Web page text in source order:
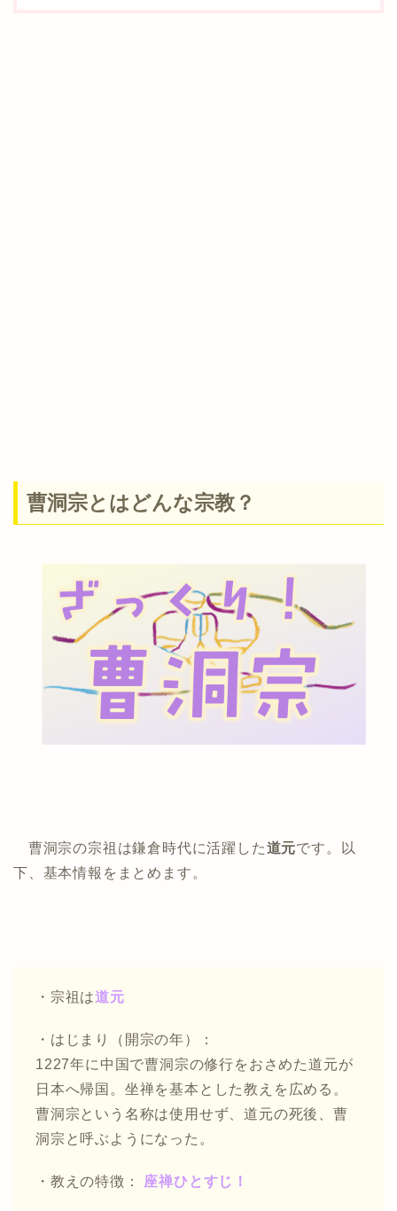
曹洞宗とはどんな宗教？
曹洞宗の宗祖は鎌倉時代に活躍した道元です。以
下、基本情報をまとめます。
・宗祖は道元
・はじまり（開宗の年）：
1227年に中国で曹洞宗の修行をおさめた道元が
日本へ帰国。坐禅を基本とした教えを広める。
曹洞宗という名称は使用せず、道元の死後、曹
洞宗と呼ぶようになった。
・教えの特徴： 座禅ひとすじ！